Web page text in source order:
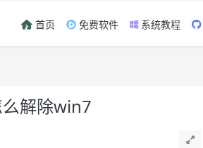
首页 免费软件 系统教程
解除win7